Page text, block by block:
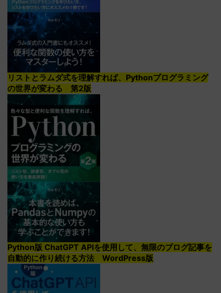
リストとラムダ式を理解すれば、Pythonプログラミング
の世界が変わる 第2版
Python版 ChatGPT APIを使用して、無限のブログ記事を
自動的に作り続ける方法 WordPress版